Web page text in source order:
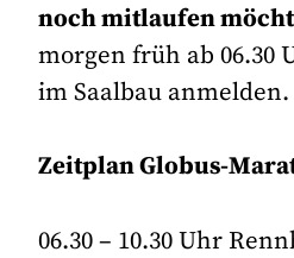
noch mitlaufen
morgen früh ab 06.30
im Saalbau anmelden.
Zeitplan Globus-
06.30 – 10.30 Uhr